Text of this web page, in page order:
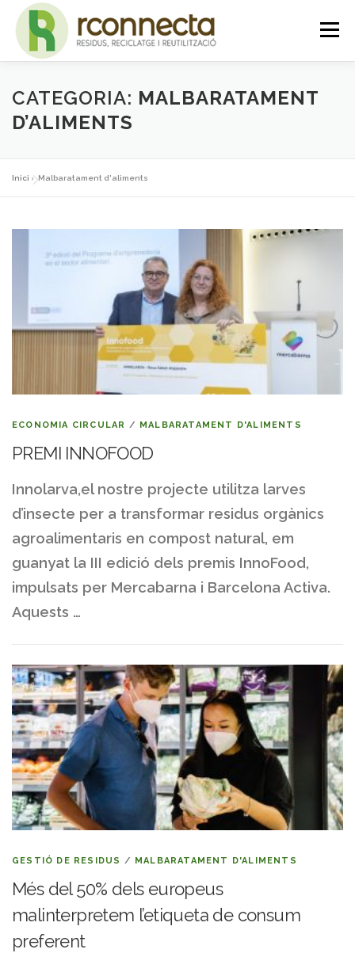
Vés
contingut
Menú
INICI QUI SOM SERVEIS NOTICIES
CATEGORIA: MALBARATAMENT
D’ALIMENTS
Inici »Malbaratament d'aliments
ECONOMIA CIRCULAR / MALBARATAMENT D'ALIMENTS
PREMI INNOFOOD
Innolarva,el nostre projecte utilitza larves
d’insecte per a transformar residus orgànics
agroalimentaris en compost natural, em
guanyat la III edició dels premis InnoFood,
impulsats per Mercabarna i Barcelona Activa.
Aquests …
GESTIÓ DE RESIDUS / MALBARATAMENT D'ALIMENTS
Més del 50% dels europeus
malinterpretem l’etiqueta de consum
preferent